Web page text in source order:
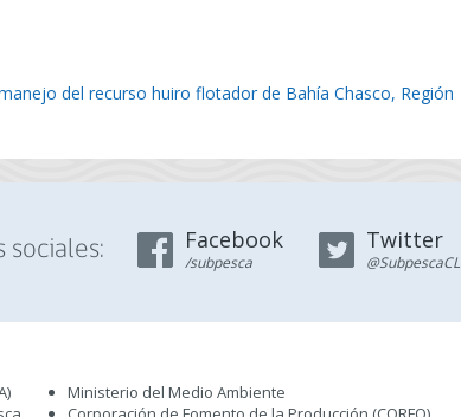
del recurso huiro flotador de Bahía Chasco, Región
sociales: Facebook
/subpesca
Twitter
@SubpescaCL
Ministerio del Medio Ambiente